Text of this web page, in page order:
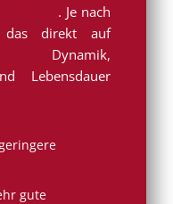
. Je nach
das direkt auf
Dynamik,
Lebensdauer
gute